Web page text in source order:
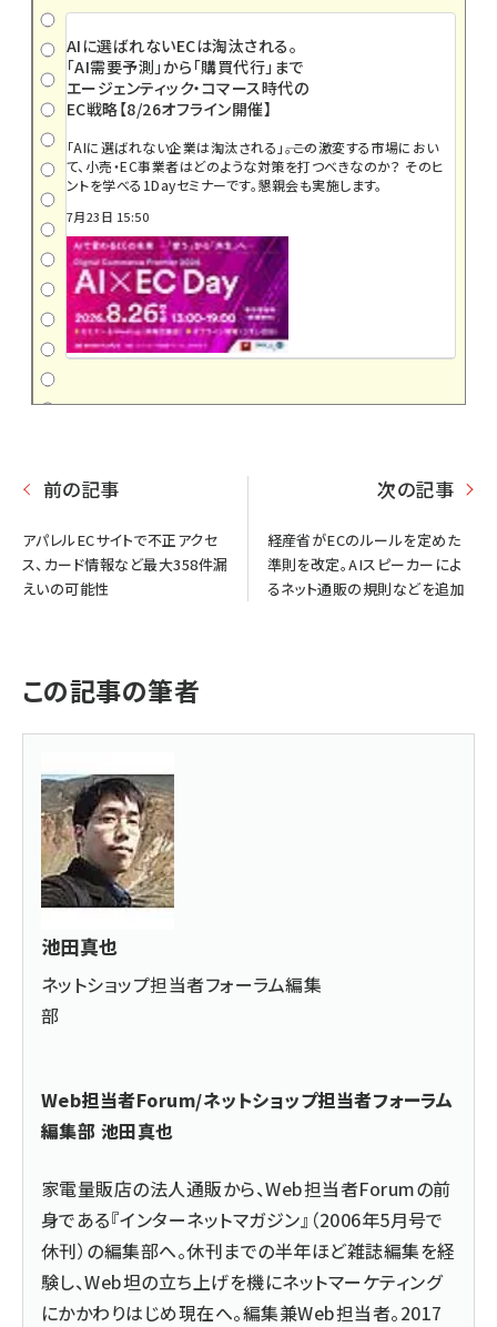
AIに選ばれないECは淘汰される。
「AI需要予測」から「購買代行」まで
エージェンティック・コマース時代の
EC戦略【8/26オフライン開催】
「AIに選ばれない企業は淘汰される」――。この激変する市場におい
て、小売・EC事業者はどのような対策を打つべきなのか？ そのヒ
ントを学べる1Dayセミナーです。懇親会も実施します。
7月23日 15:50
前の記事
アパレルECサイトで不正アクセ
ス、カード情報など最大358件漏
えいの可能性
次の記事
経産省がECのルールを定めた
準則を改定。AIスピーカーによ
るネット通販の規則などを追加
この記事の筆者
池田真也
ネットショップ担当者フォーラム編集
部
Web担当者Forum/ネットショップ担当者フォーラム
編集部 池田真也
家電量販店の法人通販から、Web担当者Forumの前
身である『インターネットマガジン』（2006年5月号で
休刊）の編集部へ。休刊までの半年ほど雑誌編集を経
験し、Web坦の立ち上げを機にネットマーケティング
にかかわりはじめ現在へ。編集兼Web担当者。2017